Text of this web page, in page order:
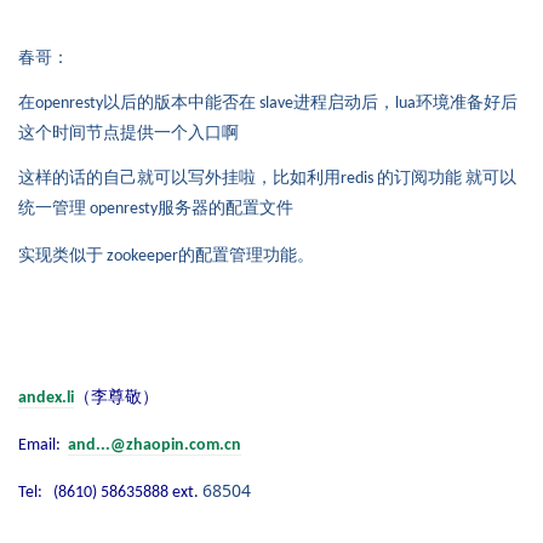
春哥：
在openresty以后的版本中能否在 slave进程启动后， lua环境准备好后
这个时间节点提供一个入口啊
这样的话的自己就可以写外挂啦，比如利用redis 的订阅功能就可以
统一管理 openresty服务器的配置文件
实现类似于 zookeeper的配置管理功能。
andex.li （李尊敬）
Email: and...@zhaopin.com.cn
Tel: (8610) 58635888 ext. 68504